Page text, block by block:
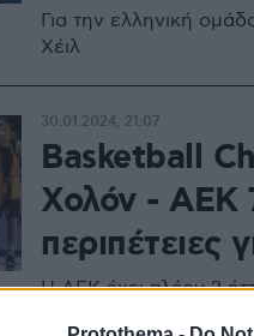
Για την ελληνική
Χέιλ
Basketball
Χολόν - ΑΕΚ
περιπέτειες
Η ΑΕΚ έχει πλέον 2
30.01.2024, 21:07